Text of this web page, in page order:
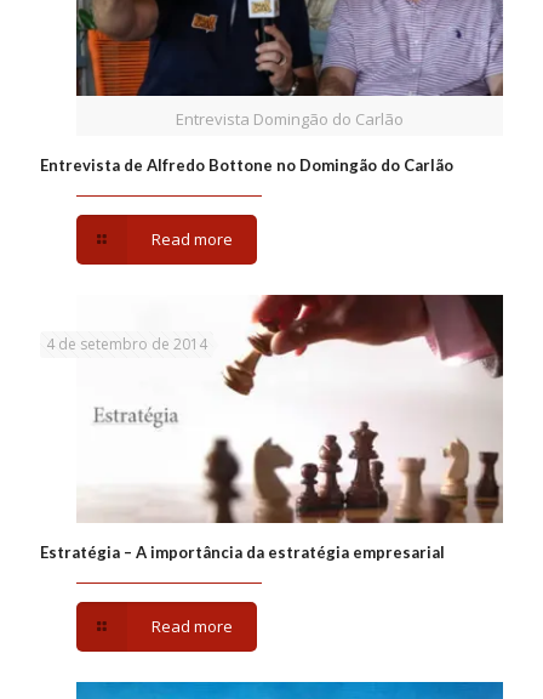
Entrevista Domingão do Carlão
Entrevista de Alfredo Bottone no Domingão do Carlão
Read more
4 de setembro de 2014
Estratégia – A importância da estratégia empresarial
Read more